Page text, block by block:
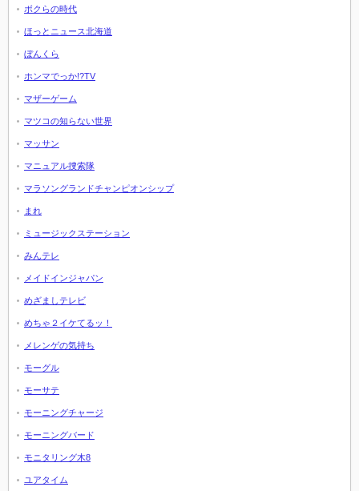
ボクらの時代
ほっとニュース北海道
ぼんくら
ホンマでっか!?TV
マザーゲーム
マツコの知らない世界
マッサン
マニュアル捜索隊
マラソングランドチャンピオンシップ
まれ
ミュージックステーション
みんテレ
メイドインジャパン
めざましテレビ
めちゃ２イケてるッ！
メレンゲの気持ち
モーグル
モーサテ
モーニングチャージ
モーニングバード
モニタリング木8
ユアタイム